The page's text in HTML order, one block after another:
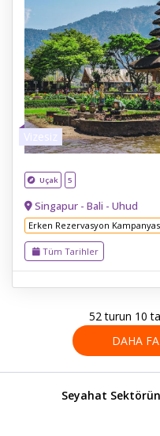
Uçak 5
Singapur - Bali - Uhud
Erken Rezervasyon
Tüm Tarihler
52 turun 10
DAHA
Seyahat